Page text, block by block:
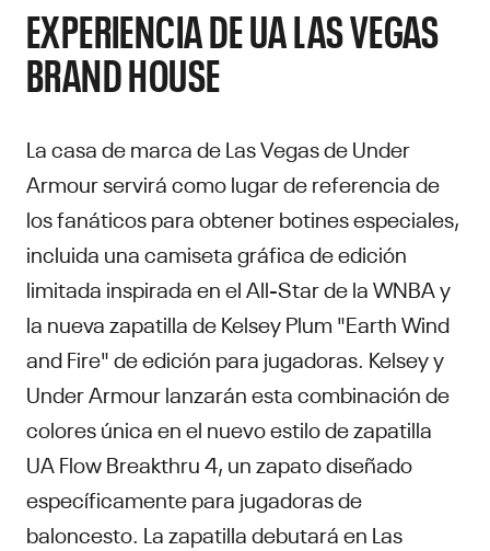
EXPERIENCIA DE UA LAS VEGAS
BRAND HOUSE
La casa de marca de Las Vegas de Under
Armour servirá como lugar de referencia de
los fanáticos para obtener botines especiales,
incluida una camiseta gráfica de edición
limitada inspirada en el All-Star de la WNBA y
la nueva zapatilla de Kelsey Plum "Earth Wind
and Fire" de edición para jugadoras. Kelsey y
Under Armour lanzarán esta combinación de
colores única en el nuevo estilo de zapatilla
UA Flow Breakthru 4, un zapato diseñado
específicamente para jugadoras de
baloncesto. La zapatilla debutará en Las